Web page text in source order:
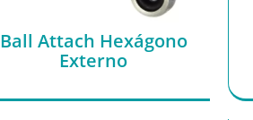
Ball Attach Hexágono
Externo